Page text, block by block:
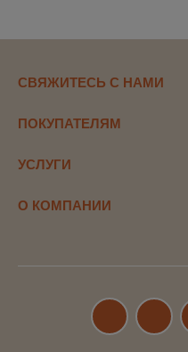
СВЯЖИТЕСЬ С НАМИ
ПОКУПАТЕЛЯМ
УСЛУГИ
О КОМПАНИИ